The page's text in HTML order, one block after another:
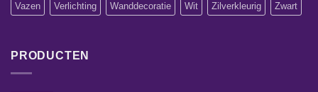
Vazen Verlichting Wanddecoratie Wit Zilverkleurig Zwart
PRODUCTEN